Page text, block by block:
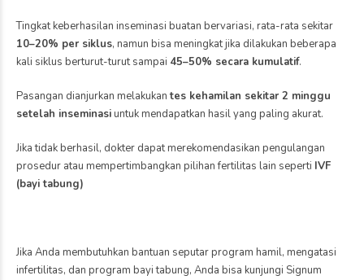
Tingkat keberhasilan inseminasi buatan bervariasi, rata-rata sekitar
10–20% per siklus, namun bisa meningkat jika dilakukan beberapa
kali siklus berturut-turut sampai 45–50% secara kumulatif.
Pasangan dianjurkan melakukantes kehamilan sekitar 2 minggu
setelah inseminasiuntuk mendapatkan hasil yang paling akurat.
Jika tidak berhasil, dokter dapat merekomendasikan pengulangan
prosedur atau mempertimbangkan pilihan fertilitas lain seperti IVF
(bayi tabung)
Jika Anda membutuhkan bantuan seputar program hamil, mengatasi
infertilitas, dan program bayi tabung, Anda bisa kunjungi Signum